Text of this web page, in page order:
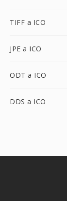
TIFF a ICO
JPE a ICO
ODT a ICO
DDS a ICO